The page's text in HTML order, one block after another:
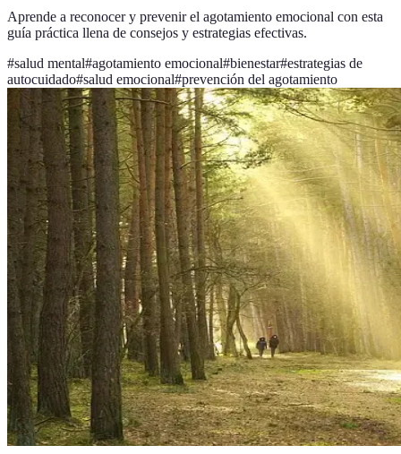
Aprende a reconocer y prevenir el agotamiento emocional con esta
guía práctica llena de consejos y estrategias efectivas.
#salud mental#agotamiento emocional#bienestar#estrategias de
autocuidado#salud emocional#prevención del agotamiento